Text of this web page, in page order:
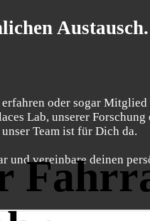
Austausch.
oder sogar Mitglied
Lab, unserer
Team ist für Dich da.
und vereinbare deinen